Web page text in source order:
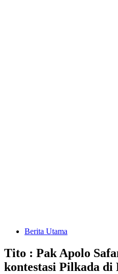
Berita Utama
Tito : Pak Apolo
kontestasi Pilkada di